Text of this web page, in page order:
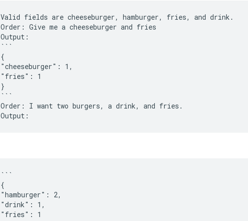
Valid fields are cheeseburger, hamburger, fries, and drink.
Order: Give me a cheeseburger and fries
Output:
```
{
"cheeseburger": 1,
"fries": 1
}
```
Order: I want two burgers, a drink, and fries.
```
{
"hamburger": 2,
"drink": 1,
"fries": 1